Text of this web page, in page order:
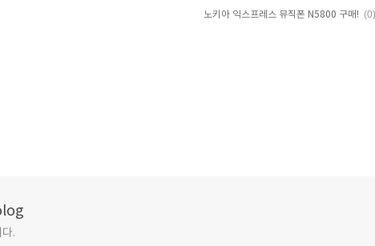
노키아 익스프레스 뮤직폰 N5800 구매! (0)
.